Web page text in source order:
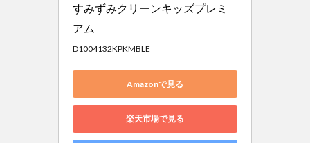
すみずみクリーンキッズプレミ
アム
D1004132KPKMBLE
Amazonで見る
楽天市場で見る